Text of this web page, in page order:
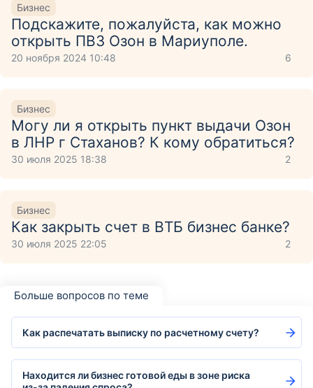
Бизнес
Подскажите, пожалуйста, как можно
открыть ПВЗ Озон в Мариуполе.
20 ноября 2024 10:48 6
Бизнес
Могу ли я открыть пункт выдачи Озон
в ЛНР г Стаханов? К кому обратиться?
30 июля 2025 18:38 2
Бизнес
Как закрыть счет в ВТБ бизнес банке?
30 июля 2025 22:05 2
Больше вопросов по теме
Как распечатать выписку по расчетному счету?
Находится ли бизнес готовой еды в зоне риска